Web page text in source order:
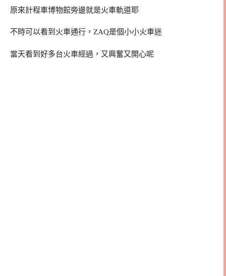
原來計程車博物館旁邊就是火車軌道耶
不時可以看到火車通行，ZAQ是個小小火車迷
當天看到好多台火車經過，又興奮又開心呢